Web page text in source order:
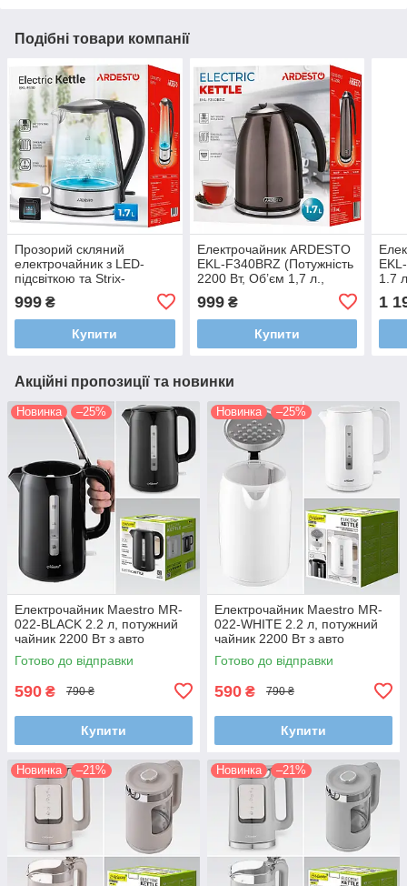
Подібні товари компанії
Прозорий скляний
електрочайник з LED-
підсвіткою та Strix-
контролером Ardesto EKL-
F110
999 ₴
Купити
Електрочайник ARDESTO
EKL-F340BRZ (Потужність
2200 Вт, Об’єм 1,7 л.,
999₴
Купити
1.7
1
Акційні пропозиції та новинки
Новинка –25%
Електрочайник Maestro MR-
022-BLACK 2.2 л, потужний
чайник 2200 Вт з авто
вимкненням і захистом від
перегріву
Готово до відправки
590 ₴ 790 ₴
Купити
Новинка –25%
Електрочайник Maestro MR-
022-WHITE 2.2 л, потужний
чайник 2200 Вт з авто
вимкненням і захистом від
перегріву
Готово до відправки
590 ₴ 790 ₴
Купити
Новинка –21% Новинка –21%